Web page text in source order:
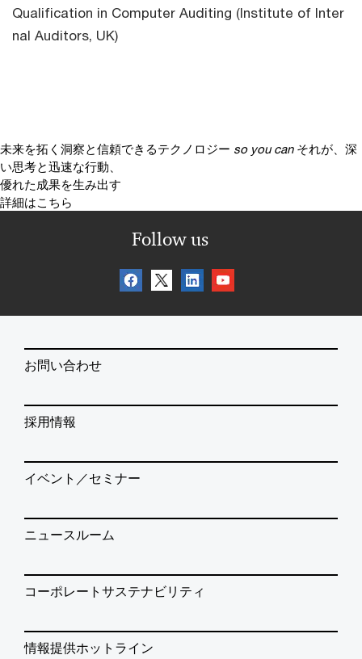
Qualification in Computer Auditing (Institute of Inter
nal Auditors, UK)
未来を拓く洞察と信頼できるテクノロジー so you can それが、深
い思考と迅速な行動、
優れた成果を生み出す
詳細はこちら
Follow us
お問い合わせ
採用情報
イベント／セミナー
ニュースルーム
コーポレートサステナビリティ
情報提供ホットライン